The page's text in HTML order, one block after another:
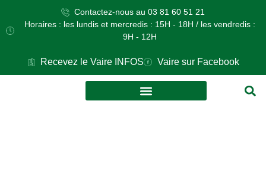
Contactez-nous au 03 81 60 51 21
Horaires : les lundis et mercredis : 15H - 18H / les vendredis :
9H - 12H
Recevez le Vaire INFOS Vaire sur Facebook